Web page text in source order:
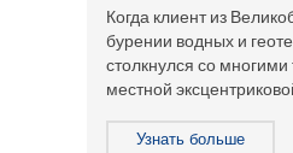
Когда клиент из
бурении водных и
столкнулся со
местной
Узнать больше